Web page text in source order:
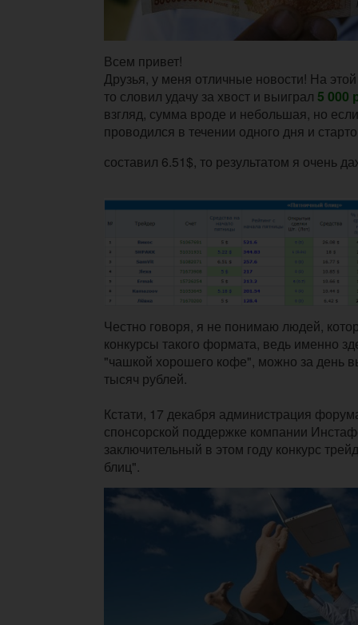
Всем привет!
Друзья, у меня отличные новости! На
то словил удачу за хвост и выиграл 5 000
взгляд, сумма вроде и небольшая, но если
проводился в течении одного дня и
составил 6.51$, то результатом я очень
Честно говоря, я не понимаю людей,
конкурсы такого формата, ведь именно
"чашкой хорошего кофе", можно за день
тысяч рублей.
Кстати, 17 декабря администрация
спонсорской поддержке компании
заключительный в этом году конкурс
блиц".